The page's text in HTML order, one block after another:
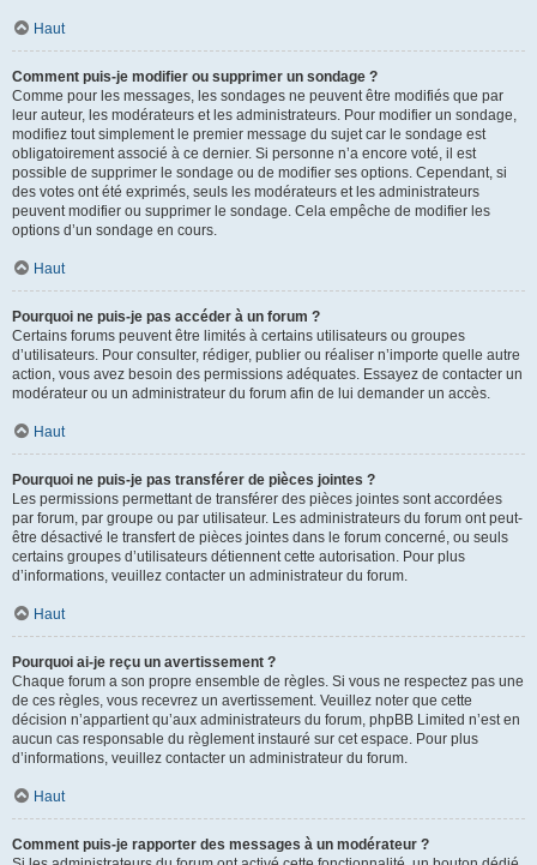
Haut
Comment puis-je modifier ou supprimer un sondage ?
Comme pour les messages, les sondages ne peuvent être modifiés que par
leur auteur, les modérateurs et les administrateurs. Pour modifier un sondage,
modifiez tout simplement le premier message du sujet car le sondage est
obligatoirement associé à ce dernier. Si personne n’a encore voté, il est
possible de supprimer le sondage ou de modifier ses options. Cependant, si
des votes ont été exprimés, seuls les modérateurs et les administrateurs
peuvent modifier ou supprimer le sondage. Cela empêche de modifier les
options d’un sondage en cours.
Haut
Pourquoi ne puis-je pas accéder à un forum ?
Certains forums peuvent être limités à certains utilisateurs ou groupes
d’utilisateurs. Pour consulter, rédiger, publier ou réaliser n’importe quelle autre
action, vous avez besoin des permissions adéquates. Essayez de contacter un
modérateur ou un administrateur du forum afin de lui demander un accès.
Haut
Pourquoi ne puis-je pas transférer de pièces jointes ?
Les permissions permettant de transférer des pièces jointes sont accordées
par forum, par groupe ou par utilisateur. Les administrateurs du forum ont peut-
être désactivé le transfert de pièces jointes dans le forum concerné, ou seuls
certains groupes d’utilisateurs détiennent cette autorisation. Pour plus
d’informations, veuillez contacter un administrateur du forum.
Haut
Pourquoi ai-je reçu un avertissement ?
Chaque forum a son propre ensemble de règles. Si vous ne respectez pas une
de ces règles, vous recevrez un avertissement. Veuillez noter que cette
décision n’appartient qu’aux administrateurs du forum, phpBB Limited n’est en
aucun cas responsable du règlement instauré sur cet espace. Pour plus
d’informations, veuillez contacter un administrateur du forum.
Haut
Comment puis-je rapporter des messages à un modérateur ?